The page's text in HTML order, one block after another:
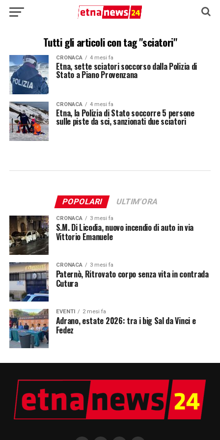
Tutti gli articoli con tag "sciatori"
CRONACA 4 mesi fa
Etna, sette sciatori soccorso dalla Polizia di
Stato a Piano Provenzana
CRONACA 4 mesi fa
Etna, la Polizia di Stato soccorre 5 persone
sulle piste da sci, sanzionati due sciatori
POPOLARI ULTIM'ORA
CRONACA 3 mesi fa
S.M. Di Licodia, nuovo incendio di auto in via
Vittorio Emanuele
CRONACA 3 mesi fa
Paternò, Ritrovato corpo senza vita in contrada
Cutura
EVENTI 2 mesi fa
Adrano, estate 2026: tra i big Sal da Vinci e
Fedez